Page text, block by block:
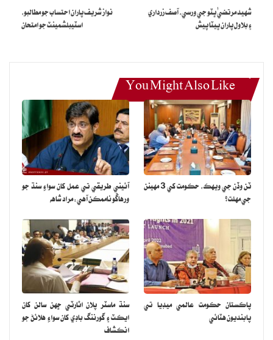
رپين جو ٿيڻ ۽ پيٽرول جي وڌندڙ قيمتن سبب روزاني جي بنياد تي سنڌ
ان سلسلي ۾ عام ماڻهن جي وس کان ٻاهر پيٽرول ۽ گاڏين جي قيمتن کي
ڏسندي صرف 660 سي سي امپورٽڊ گاڏين کي عوام ترجيح ڏئي رهيو
آهي. ان مان اندازو ٿئي ٿو ته غريب توڙي وچولي طبقي جي خريداري سگهه
ڪيتري متاثر ٿي آهي.
ذريعن موجب موٽرسائيڪل ٺاهيندڙ ڪمپني جو چوڻ هو ته جڏهن ملڪ جي
معاشي صورتحال بهتر هئي ته هر مهيني 70 هزار کان وڌيڪ
موٽرسائيڪلون تيار ٿينديون هيون جيڪو انگ هاڻي رڳو 6 هزار تي پهتو
ذريعن جو چوڻ هو ته معاشي رفتار اهڙي رهي ته موٽرسائيڪلن جي روزاني
وڪري جي شرح به رڳو 100۽ گاڏين جو وڪرو 50 کان به هيٺ اچي ويندي.
شهيد مرتضيٰ ڀٽو جي ورسي، آصف زرداري
۽ بلاول پاران ڀيٽا پيش
نواز شريف پاران احتساب جو مطالبو،
اسٽيبلشمينٽ جو امتحان
You Might Also Like
ٽن وڏن جي ويهڪ، حڪومت کي 3 مهينن
جي مهلت؟
آئيني طريقي تي عمل کان سواءِ سنڌ جو
ورهاڱو ناممڪن آهي: مراد شاهه
پاڪستان حڪومت عالمي ميڊيا تي
پابنديون هٽائي
سنڌ ماسٽر پلان اٿارٽي ڇهن سالن کان
ايڪٽ ۽ گورننگ باڊي کان سواءِ هلائڻ جو
انڪشاف